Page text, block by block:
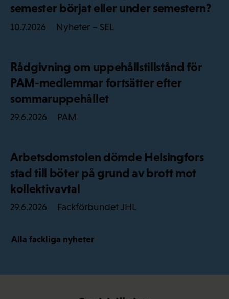
semester börjat eller under semestern?
10.7.2026 Nyheter – SEL
Rådgivning om uppehållstillstånd för
PAM-medlemmar fortsätter efter
sommaruppehållet
29.6.2026 PAM
Arbetsdomstolen dömde Helsingfors
stad till böter på grund av brott mot
kollektivavtal
29.6.2026 Fackförbundet JHL
Alla fackliga nyheter